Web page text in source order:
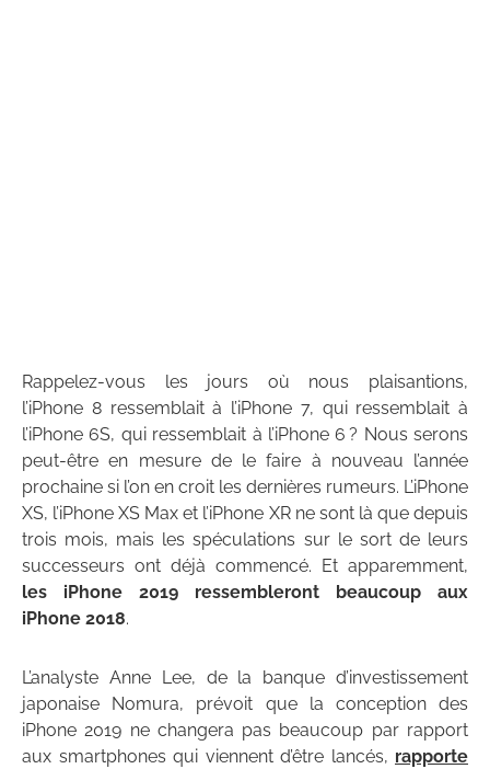
Rappelez-vous les jours où nous plaisantions,
l’iPhone 8 ressemblait à l’iPhone 7, qui ressemblait à
l’iPhone 6S, qui ressemblait à l’iPhone 6 ? Nous serons
peut-être en mesure de le faire à nouveau l’année
prochaine si l’on en croit les dernières rumeurs. L’iPhone
XS, l’iPhone XS Max et l’iPhone XR ne sont là que depuis
trois mois, mais les spéculations sur le sort de leurs
successeurs ont déjà commencé. Et apparemment,
les iPhone 2019 ressembleront beaucoup aux
iPhone 2018.
L’analyste Anne Lee, de la banque d’investissement
japonaise Nomura, prévoit que la conception des
iPhone 2019 ne changera pas beaucoup par rapport
aux smartphones qui viennent d’être lancés, rapporte